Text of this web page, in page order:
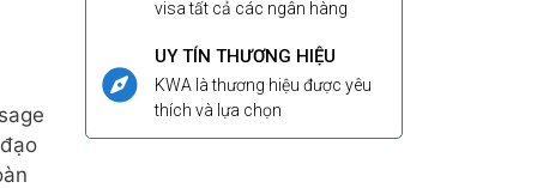
visa tất cả các ngân hàng
UY TÍN THƯƠNG HIỆU
KWA là thương hiệu được yêu
thích và lựa chọn